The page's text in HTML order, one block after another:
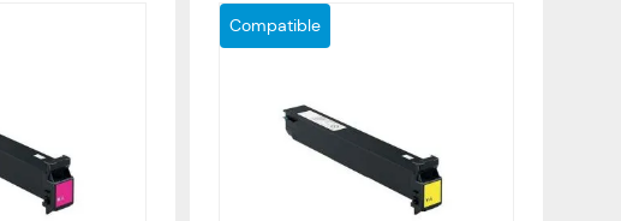
Compatible